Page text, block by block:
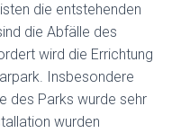
die entstehenden
die Abfälle des
wird die Errichtung
Insbesondere
des Parks wurde sehr
wurden